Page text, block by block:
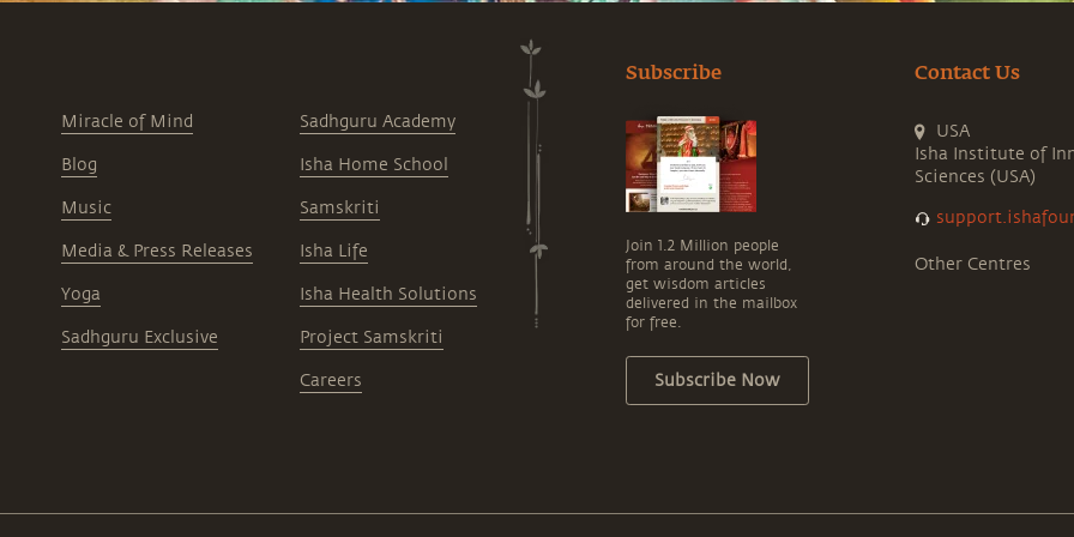
fondation devient la base pour explorer de
Miracle of Mind
Blog
Music
Media & Press Releases
Yoga
Sadhguru Exclusive
Sadhguru Academy
Isha Home School
Samskriti
Isha Life
Isha Health Solutions
Project Samskriti
Careers
Subscribe
Join 1.2 Million people
from around the world,
get wisdom articles
delivered in the mailbox
for free.
Subscribe Now
Contact Us
USA
Isha Institute of
Sciences (USA)
Other Centres